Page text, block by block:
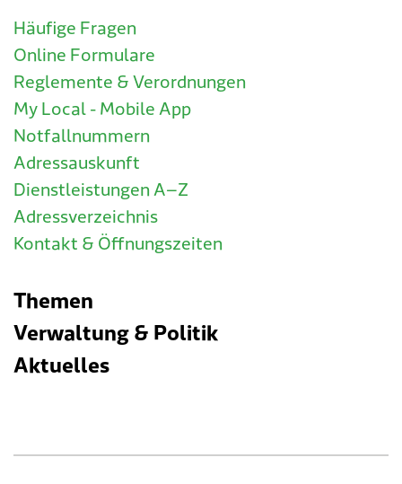
Häufige Fragen
Online Formulare
Reglemente & Verordnungen
My Local - Mobile App
Notfallnummern
Adressauskunft
Dienstleistungen A–Z
Adressverzeichnis
Kontakt & Öffnungszeiten
Themen
Verwaltung & Politik
Aktuelles